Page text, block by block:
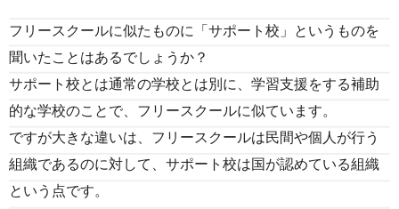
フリースクールに似たものに「サポート校」というものを
聞いたことはあるでしょうか？
サポート校とは通常の学校とは別に、学習支援をする補助
的な学校のことで、フリースクールに似ています。
ですが大きな違いは、フリースクールは民間や個人が行う
組織であるのに対して、サポート校は国が認めている組織
という点です。